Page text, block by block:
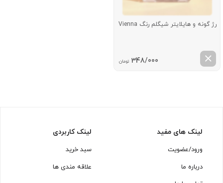
رژ گونه و هایلایتر شیگلم رنگ Vienna
348/000 تومان
لینک های مفید
ورود/عضویت
درباره ما
لینک کاربردی
سبد خرید
علاقه مندی ها